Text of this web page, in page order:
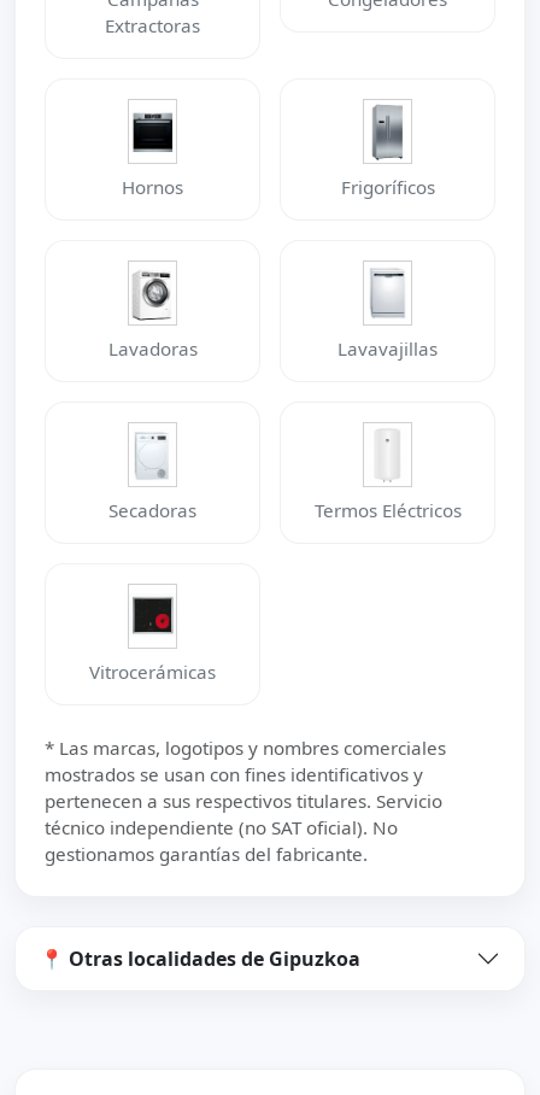
Extractoras
Hornos Frigoríficos
Lavadoras Lavavajillas
Secadoras Termos Eléctricos
Vitrocerámicas
* Las marcas, logotipos y nombres comerciales
mostrados se usan con fines identificativos y
pertenecen a sus respectivos titulares. Servicio
técnico independiente (no SAT oficial). No
gestionamos garantías del fabricante.
📍 Otras localidades de Gipuzkoa